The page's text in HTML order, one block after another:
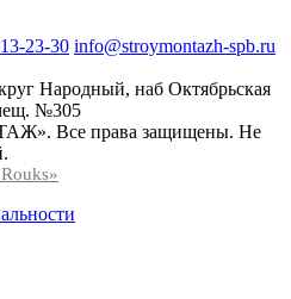
23-30 info@stroymontazh-spb.ru
Народный, наб Октябрьская
№305
Все права защищены. Не